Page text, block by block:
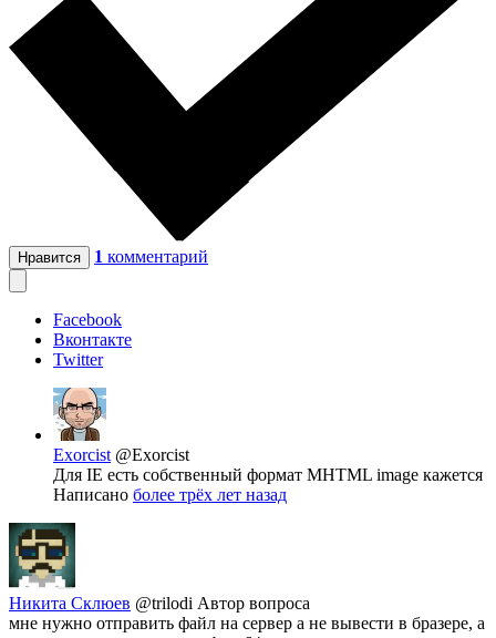
Нравится 1 комментарий
Facebook
Вконтакте
Twitter
Exorcist @Exorcist
Для IE есть собственный формат MHTML image кажется
Написано более трёх лет назад
Никита Склюев @trilodi Автор вопроса
мне нужно отправить файл на сервер а не вывести в бразере, а